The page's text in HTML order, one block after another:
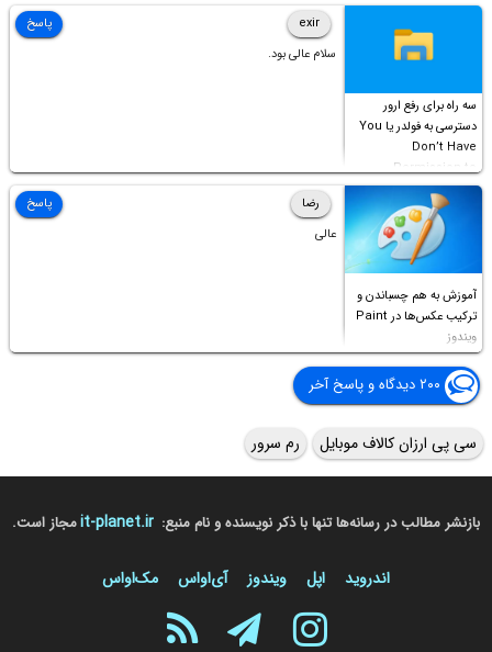
Access this folder
سه راه برای رفع ارور
دسترسی به فولدر یا You
Don’t Have
Permission to
Access this folder
exir
سلام عالی بود.
پاسخ
آموزش به هم چسباندن و
ترکیب عکس‌ها در Paint
ویندوز
رضا
عالی
پاسخ
۲۰۰ دیدگاه و پاسخ آخر
سی پی ارزان کالاف موبایل رم سرور
بازنشر مطالب در رسانه‌ها تنها با ذکر نویسنده و نام منبع: it-planet.irمجاز است.
اندروید اپل ویندوز آی‌او‌اس مک‌او‌اس